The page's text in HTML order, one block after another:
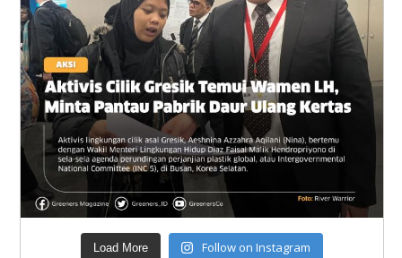
Load More Follow on Instagram